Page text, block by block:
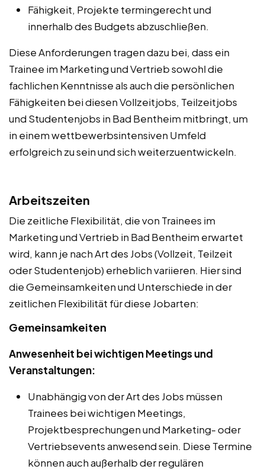
Fähigkeit, Projekte termingerecht und
innerhalb des Budgets abzuschließen.
Diese Anforderungen tragen dazu bei, dass ein
Trainee im Marketing und Vertrieb sowohl die
fachlichen Kenntnisse als auch die persönlichen
Fähigkeiten bei diesen Vollzeitjobs, Teilzeitjobs
und Studentenjobs in Bad Bentheim mitbringt, um
in einem wettbewerbsintensiven Umfeld
erfolgreich zu sein und sich weiterzuentwickeln.
Arbeitszeiten
Die zeitliche Flexibilität, die von Trainees im
Marketing und Vertrieb in Bad Bentheim erwartet
wird, kann je nach Art des Jobs (Vollzeit, Teilzeit
oder Studentenjob) erheblich variieren. Hier sind
die Gemeinsamkeiten und Unterschiede in der
zeitlichen Flexibilität für diese Jobarten:
Gemeinsamkeiten
Anwesenheit bei wichtigen Meetings und
Veranstaltungen:
Unabhängig von der Art des Jobs müssen
Trainees bei wichtigen Meetings,
Projektbesprechungen und Marketing- oder
Vertriebsevents anwesend sein. Diese Termine
können auch außerhalb der regulären